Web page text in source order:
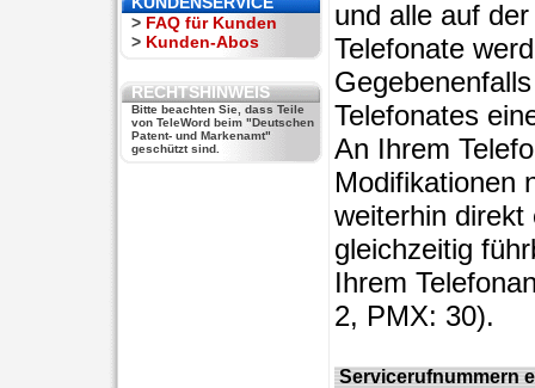
> FAQ für Kunden
> Kunden-Abos
RECHTSHINWEIS
Bitte beachten Sie, dass Teile
von TeleWord beim "Deutschen
Patent- und Markenamt"
geschützt sind.
und alle auf
Telefonate
Telefonates
An Ihrem
Modifikationen
weiterhin direkt
gleichzeitig
Ihrem
2, PMX: 30).
Servicerufnummern